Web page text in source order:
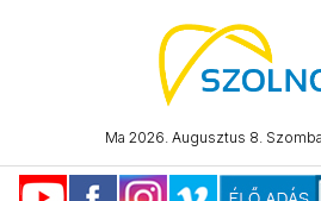
Ma 2026. Augusztus 8.